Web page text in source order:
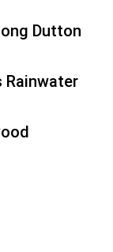
Dutton
Rainwater